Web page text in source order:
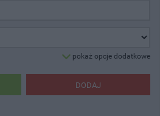
pokaż opcje dodatkowe
DODAJ